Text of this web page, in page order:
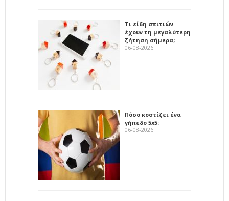
Τι είδη σπιτιών
έχουν τη μεγαλύτερη
ζήτηση σήμερα;
06-08-2026
Πόσο κοστίζει ένα
γήπεδο 5x5;
06-08-2026